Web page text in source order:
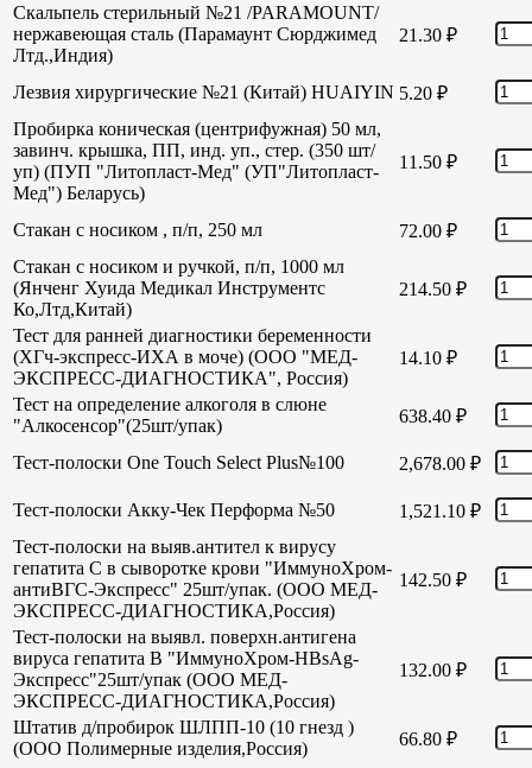
Скальпель стерильный №21 /PARAMOUNT/
нержавеющая сталь (Парамаунт Сюрджимед
Лтд.,Индия)
21.30 ₽
Лезвия хирургические №21 (Китай) HUAIYIN 5.20 ₽
Пробирка коническая (центрифужная) 50 мл,
завинч. крышка, ПП, инд. уп., стер. (350 шт/
уп) (ПУП "Литопласт-Мед" (УП"Литопласт-
Мед") Беларусь)
11.50 ₽
Стакан с носиком , п/п, 250 мл 72.00 ₽
Стакан с носиком и ручкой, п/п, 1000 мл
(Янченг Хуида Медикал Инструментс
Ко,Лтд,Китай)
214.50 ₽
Тест для ранней диагностики беременности
(ХГч-экспресс-ИХА в моче) (ООО "МЕД-
ЭКСПРЕСС-ДИАГНОСТИКА", Россия)
14.10 ₽
Тест на определение алкоголя в слюне
"Алкосенсор"(25шт/упак)
638.40 ₽
Тест-полоски One Touch Select Plus№100 2,678.00 ₽
Тест-полоски Акку-Чек Перформа №50 1,521.10 ₽
Тест-полоски на выяв.антител к вирусу
гепатита С в сыворотке крови "ИммуноХром-
антиВГС-Экспресс" 25шт/упак. (ООО МЕД-
ЭКСПРЕСС-ДИАГНОСТИКА,Россия)
142.50 ₽
Тест-полоски на выявл. поверхн.антигена
вируса гепатита В "ИммуноХром-HBsAg-
Экспресс"25шт/упак (ООО МЕД-
ЭКСПРЕСС-ДИАГНОСТИКА,Россия)
132.00 ₽
Штатив д/пробирок ШЛПП-10 (10 гнезд )
(ООО Полимерные изделия,Россия)
66.80 ₽